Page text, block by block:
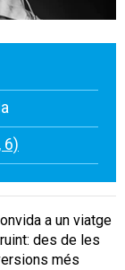
6)
a un viatge
des de les
més